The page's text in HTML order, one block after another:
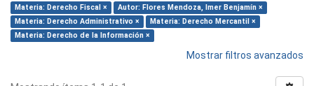
Materia: Derecho Fiscal ×
Autor: Flores Mendoza, Imer Benjamín ×
Materia: Derecho Administrativo ×
Materia: Derecho Mercantil ×
Materia: Derecho de la Información ×
Mostrar filtros avanzados